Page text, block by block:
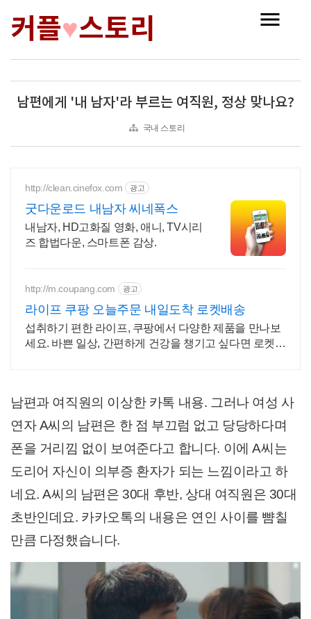
커플♥스토리
남편에게 '내 남자'라 부르는 여직원, 정상 맞나요?
국내 스토리
http://clean.cinefox.com 광고
굿다운로드 내남자 씨네폭스
내남자, HD고화질 영화, 애니, TV시리
즈 합법다운, 스마트폰 감상.
http://m.coupang.com 광고
라이프 쿠팡 오늘주문 내일도착 로켓배송
섭취하기 편한 라이프, 쿠팡에서 다양한 제품을 만나보
세요. 바쁜 일상, 간편하게 건강을 챙기고 싶다면 로켓배
남편과 여직원의 이상한 카톡 내용. 그러나 여성 사
연자 A씨의 남편은 한 점 부끄럼 없고 당당하다며
폰을 거리낌 없이 보여준다고 합니다. 이에 A씨는
도리어 자신이 의부증 환자가 되는 느낌이라고 하
네요. A씨의 남편은 30대 후반, 상대 여직원은 30대
초반인데요. 카카오톡의 내용은 연인 사이를 뺨칠
만큼 다정했습니다.